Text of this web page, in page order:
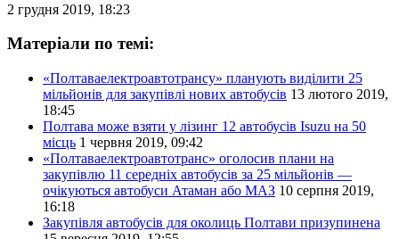
2 грудня 2019, 18:23
Матеріали по темі:
«Полтаваелектроавтотрансу» планують виділити 25
мільйонів для закупівлі нових автобусів 13 лютого 2019,
18:45
Полтава може взяти у лізинг 12 автобусів Isuzu на 50
місць 1 червня 2019, 09:42
«Полтаваелектроавтотранс» оголосив плани на
закупівлю 11 середніх автобусів за 25 мільйонів —
очікуються автобуси Атаман або МАЗ 10 серпня 2019,
16:18
Закупівля автобусів для околиць Полтави призупинена